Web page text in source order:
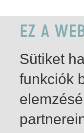
Sütiket
funkciók